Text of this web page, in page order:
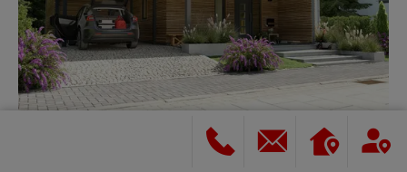
Massivhäuser von Town & Country sind flexibel, sicher